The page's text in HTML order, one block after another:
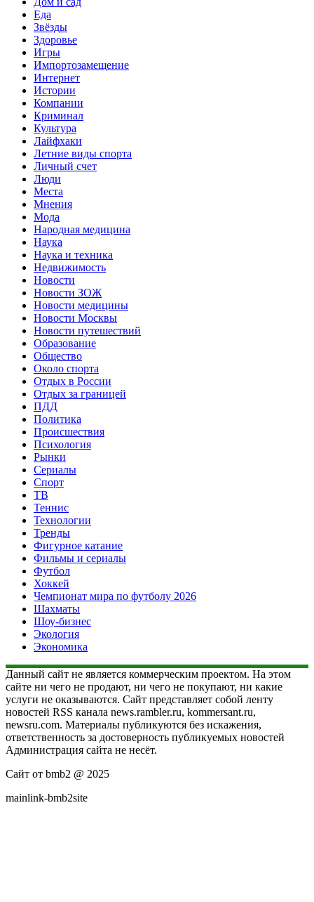
Еда
Звёзды
Здоровье
Игры
Импортозамещение
Интернет
Истории
Компании
Криминал
Культура
Лайфхаки
Летние виды спорта
Личный счет
Люди
Места
Мнения
Мода
Народная медицина
Наука
Наука и техника
Недвижимость
Новости
Новости ЗОЖ
Новости медицины
Новости Москвы
Новости путешествий
Образование
Общество
Около спорта
Отдых в России
Отдых за границей
ПДД
Политика
Происшествия
Психология
Рынки
Сериалы
Спорт
ТВ
Теннис
Технологии
Тренды
Фигурное катание
Фильмы и сериалы
Футбол
Хоккей
Чемпионат мира по футболу 2026
Шахматы
Шоу-бизнес
Экология
Экономика
Данный сайт не является коммерческим проектом. На этом
сайте ни чего не продают, ни чего не покупают, ни какие
услуги не оказываются. Сайт представляет собой ленту
новостей RSS канала news.rambler.ru, kommersant.ru,
newsru.com. Материалы публикуются без искажения,
ответственность за достоверность публикуемых новостей
Администрация сайта не несёт.
Сайт от bmb2 @ 2025
mainlink-bmb2site